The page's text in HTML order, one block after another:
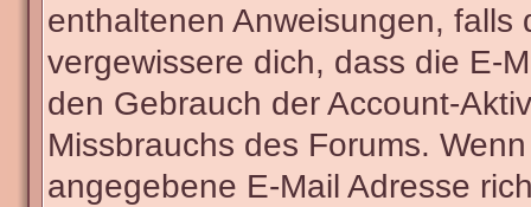
enthaltenen Anweisungen,
vergewissere dich, dass die E-
den Gebrauch der Account-
Missbrauchs des Forums.
angegebene E-Mail Adresse